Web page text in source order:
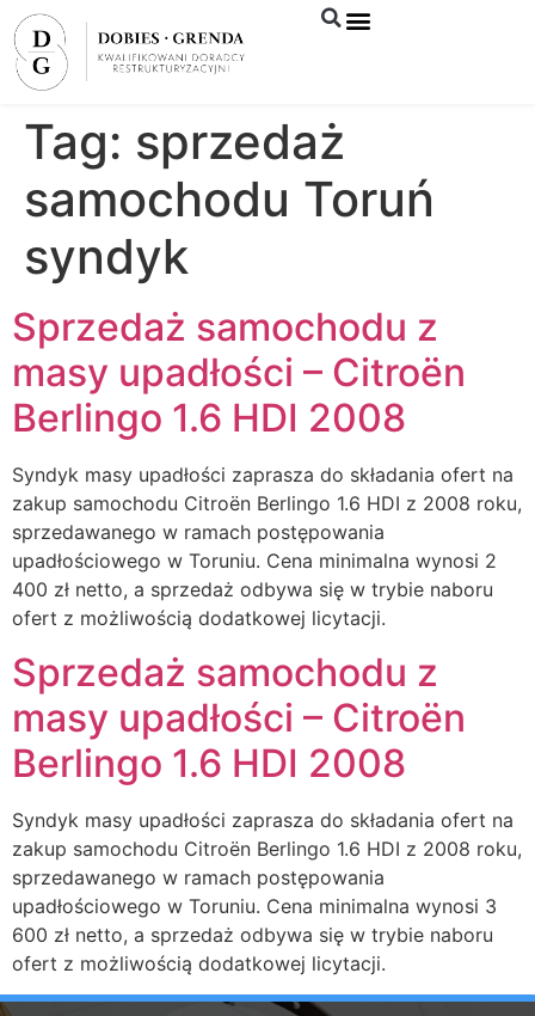
Tag: sprzedaż
samochodu Toruń
syndyk
Sprzedaż samochodu z
masy upadłości – Citroën
Berlingo 1.6 HDI 2008
Syndyk masy upadłości zaprasza do składania ofert na
zakup samochodu Citroën Berlingo 1.6 HDI z 2008 roku,
sprzedawanego w ramach postępowania
upadłościowego w Toruniu. Cena minimalna wynosi 2
400 zł netto, a sprzedaż odbywa się w trybie naboru
ofert z możliwością dodatkowej licytacji.
Sprzedaż samochodu z
masy upadłości – Citroën
Berlingo 1.6 HDI 2008
Syndyk masy upadłości zaprasza do składania ofert na
zakup samochodu Citroën Berlingo 1.6 HDI z 2008 roku,
sprzedawanego w ramach postępowania
upadłościowego w Toruniu. Cena minimalna wynosi 3
600 zł netto, a sprzedaż odbywa się w trybie naboru
ofert z możliwością dodatkowej licytacji.